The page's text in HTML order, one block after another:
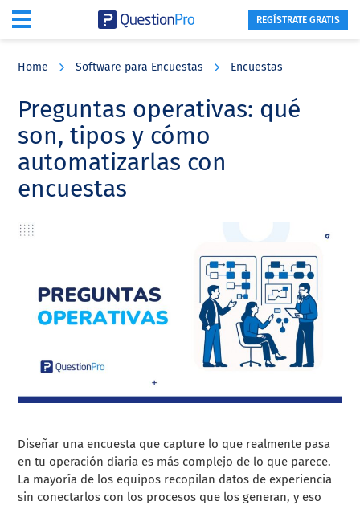
content
sidebar
REGÍSTRATE GRATIS
Home Software para Encuestas Encuestas
Preguntas operativas: qué
son, tipos y cómo
automatizarlas con
encuestas
Diseñar una encuesta que capture lo que realmente pasa
en tu operación diaria es más complejo de lo que parece.
La mayoría de los equipos recopilan datos de experiencia
sin conectarlos con los procesos que los generan, y eso